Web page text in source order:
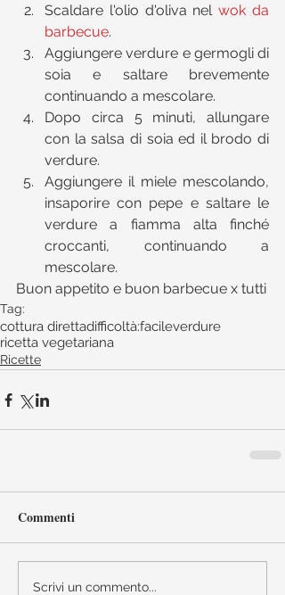
Scaldare l'olio d'oliva nel wok da
barbecue.
Aggiungere verdure e germogli di
soia e saltare brevemente
continuando a mescolare.
Dopo circa 5 minuti, allungare
con la salsa di soia ed il brodo di
verdure.
Aggiungere il miele mescolando,
insaporire con pepe e saltare le
verdure a fiamma alta finché
croccanti, continuando a
mescolare.
Buon appetito e buon barbecue x tutti
Tag:
cottura direttadifficoltà:facileverdure
ricetta vegetariana
Ricette
Commenti
Scrivi un commento...